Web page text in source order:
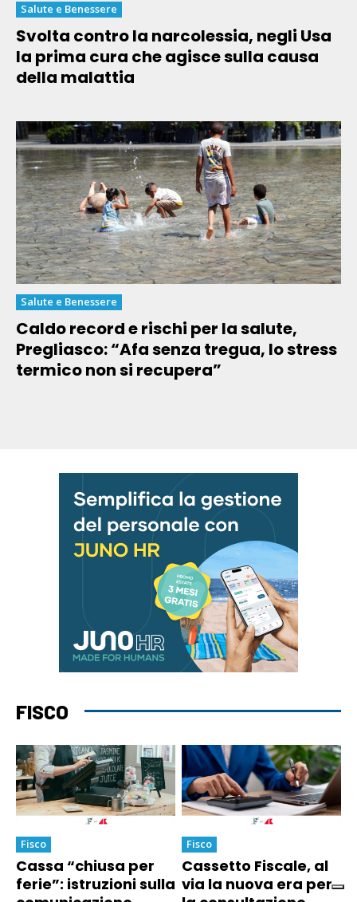
Salute e Benessere
Svolta contro la narcolessia, negli Usa
la prima cura che agisce sulla causa
della malattia
Salute e Benessere
Caldo record e rischi per la salute,
Pregliasco: “Afa senza tregua, lo stress
termico non si recupera”
FISCO
Fisco
Cassa “chiusa per
ferie”: istruzioni sulla
Fisco
Cassetto Fiscale, al
via la nuova era per